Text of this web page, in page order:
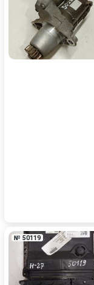
№ 50119